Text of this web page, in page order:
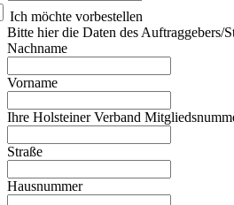
Ich möchte vorbestellen
Bitte hier die Daten des Auftraggebers/
Nachname
Vorname
Ihre Holsteiner Verband
Straße
Hausnummer